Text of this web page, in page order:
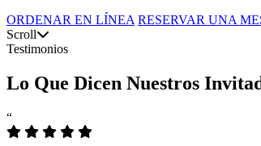
ORDENAR EN LÍNEA RESERVAR UNA
Scroll
Testimonios
Lo Que Dicen Nuestros
“